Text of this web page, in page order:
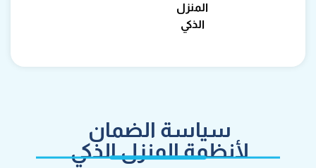
المنزل
الذكي
سياسة الضمان
لأنظمة المنزل الذكي